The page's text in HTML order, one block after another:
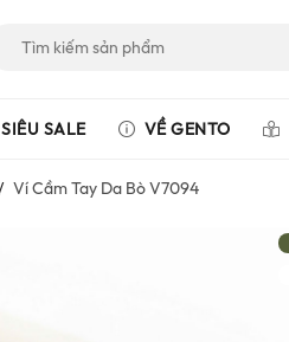
SIÊU SALE VỀ GENTO
Ví Cầm Tay Da Bò V7094